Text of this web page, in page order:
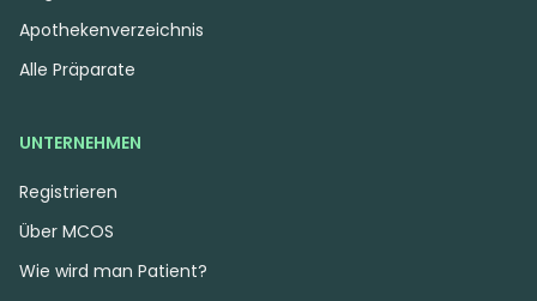
Apothekenverzeichnis
Alle Präparate
UNTERNEHMEN
Registrieren
Über MCOS
Wie wird man Patient?